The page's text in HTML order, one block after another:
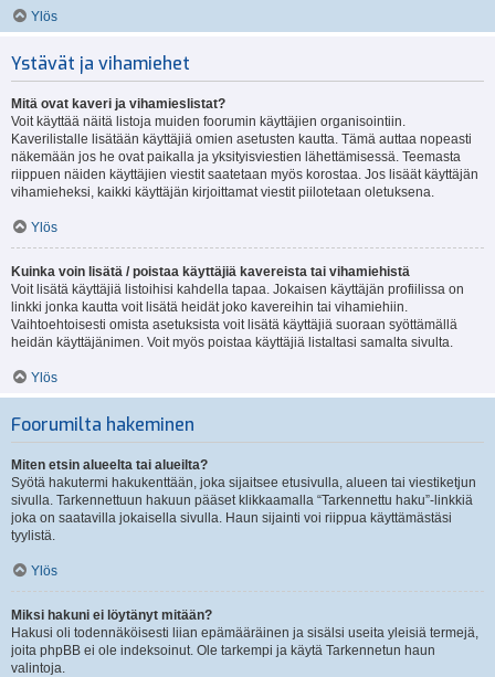
Ylös
Ystävät ja vihamiehet
Mitä ovat kaveri ja vihamieslistat?
Voit käyttää näitä listoja muiden foorumin käyttäjien organisointiin.
Kaverilistalle lisätään käyttäjiä omien asetusten kautta. Tämä auttaa nopeasti
näkemään jos he ovat paikalla ja yksityisviestien lähettämisessä. Teemasta
riippuen näiden käyttäjien viestit saatetaan myös korostaa. Jos lisäät käyttäjän
vihamieheksi, kaikki käyttäjän kirjoittamat viestit piilotetaan oletuksena.
Ylös
Kuinka voin lisätä / poistaa käyttäjiä kavereista tai vihamiehistä
Voit lisätä käyttäjiä listoihisi kahdella tapaa. Jokaisen käyttäjän profiilissa on
linkki jonka kautta voit lisätä heidät joko kavereihin tai vihamiehiin.
Vaihtoehtoisesti omista asetuksista voit lisätä käyttäjiä suoraan syöttämällä
heidän käyttäjänimen. Voit myös poistaa käyttäjiä listaltasi samalta sivulta.
Ylös
Foorumilta hakeminen
Miten etsin alueelta tai alueilta?
Syötä hakutermi hakukenttään, joka sijaitsee etusivulla, alueen tai viestiketjun
sivulla. Tarkennettuun hakuun pääset klikkaamalla “Tarkennettu haku”-linkkiä
joka on saatavilla jokaisella sivulla. Haun sijainti voi riippua käyttämästäsi
tyylistä.
Ylös
Miksi hakuni ei löytänyt mitään?
Hakusi oli todennäköisesti liian epämääräinen ja sisälsi useita yleisiä termejä,
joita phpBB ei ole indeksoinut. Ole tarkempi ja käytä Tarkennetun haun
valintoja.